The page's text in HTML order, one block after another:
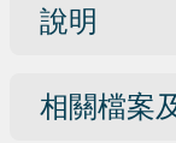
說明
相關檔案